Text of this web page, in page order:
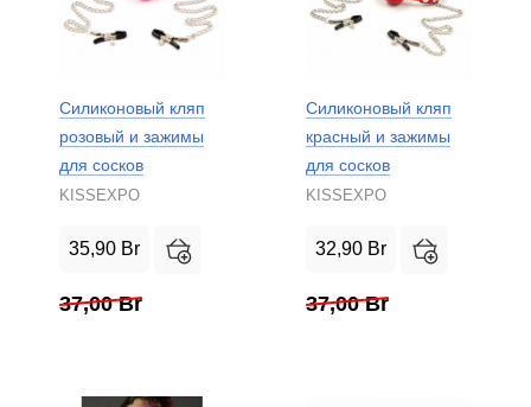
Силиконовый кляп
розовый и зажимы
для сосков
KISSEXPO
35,90 Br
37,00Br
Силиконовый кляп
красный и зажимы
для сосков
KISSEXPO
32,90 Br
37,00Br